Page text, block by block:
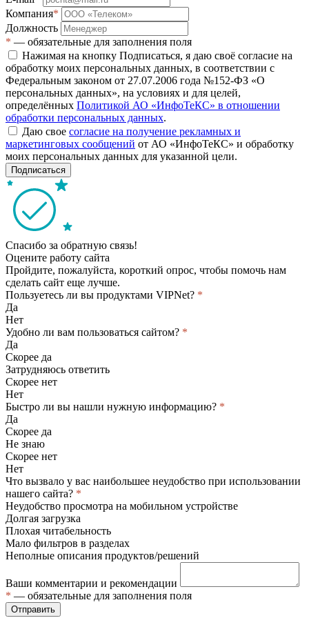
Компания*
Должность
* — обязательные для заполнения поля
Нажимая на кнопку Подписаться, я даю своё согласие на
обработку моих персональных данных, в соответствии с
Федеральным законом от 27.07.2006 года №152-ФЗ «О
персональных данных», на условиях и для целей,
определённых Политикой АО «ИнфоТеКС» в отношении
обработки персональных данных.
Даю свое согласие на получение рекламных и
маркетинговых сообщений от АО «ИнфоТеКС» и обработку
моих персональных данных для указанной цели.
Подписаться
Спасибо за обратную связь!
Оцените работу сайта
Пройдите, пожалуйста, короткий опрос, чтобы помочь нам
сделать сайт еще лучше.
Пользуетесь ли вы продуктами VIPNet? *
Да
Нет
Удобно ли вам пользоваться сайтом? *
Да
Скорее да
Затрудняюсь ответить
Скорее нет
Нет
Быстро ли вы нашли нужную информацию? *
Да
Скорее да
Не знаю
Скорее нет
Нет
Что вызвало у вас наибольшее неудобство при использовании
нашего сайта? *
Неудобство просмотра на мобильном устройстве
Долгая загрузка
Плохая читабельность
Мало фильтров в разделах
Неполные описания продуктов/решений
Ваши комментарии и рекомендации
* — обязательные для заполнения поля
Отправить